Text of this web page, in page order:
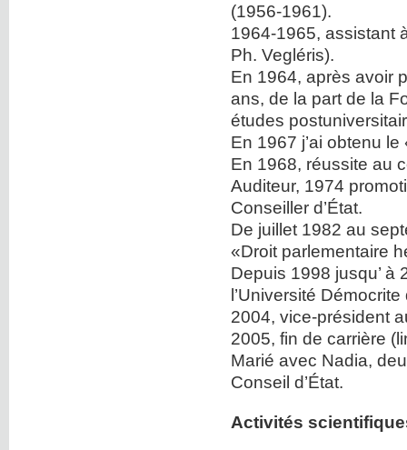
(1956-1961).
1964-1965, assistant
Ph. Vegléris).
En 1964, après avoir
ans, de la part de la
études
En 1967 j’ai obtenu
En 1968, réussite au
Auditeur, 1974
Conseiller d’État.
De juillet 1982 au
«Droit parlementaire
Depuis 1998 jusqu’ à
l’Université
2004, vice-président
2005, fin de carrière
Marié avec Nadia,
Conseil d’État.
Activités